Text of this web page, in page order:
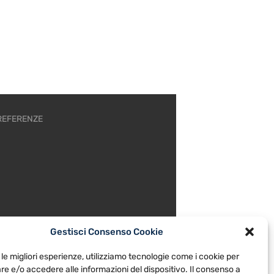
Gestisci Consenso Cookie
migliori esperienze, utilizziamo tecnologie come i cookie per
e/o accedere alle informazioni del dispositivo. Il consenso a